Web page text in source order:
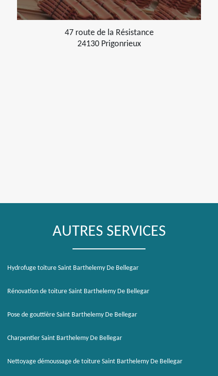
47 route de la Résistance
24130 Prigonrieux
AUTRES SERVICES
Hydrofuge toiture Saint Barthelemy De Bellegar
Rénovation de toiture Saint Barthelemy De Bellegar
Pose de gouttière Saint Barthelemy De Bellegar
Charpentier Saint Barthelemy De Bellegar
Nettoyage démoussage de toiture Saint Barthelemy De Bellegar